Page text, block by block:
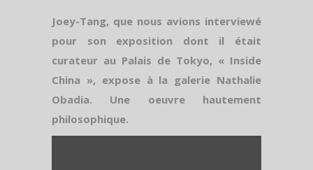
Joey-Tang, que nous avions interviewé
pour son exposition dont il était
curateur au Palais de Tokyo, « Inside
China », expose à la galerie Nathalie
Obadia. Une oeuvre hautement
philosophique.